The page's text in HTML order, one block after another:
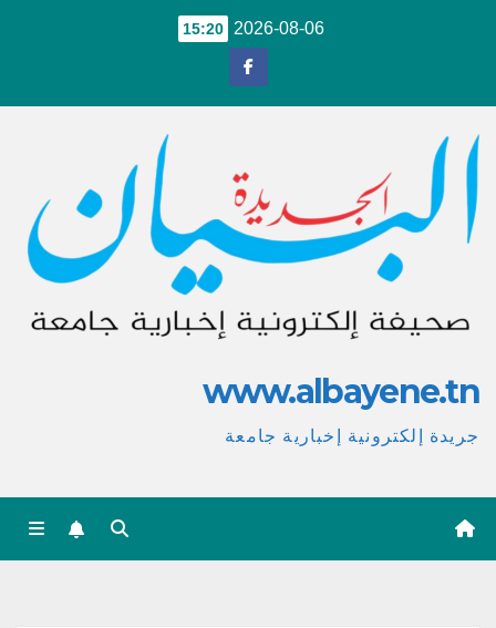
2026-08-06
15:20
www.albayene.tn
جريدة إلكترونية إخبارية جامعة